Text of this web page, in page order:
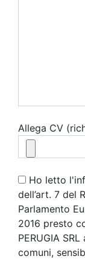
Allega CV
Ho letto
dell’art. 7 del
Parlamento
2016 presto
PERUGIA
comuni,